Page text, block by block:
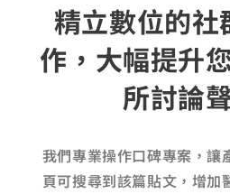
精立數位的社
作，大幅提升
所討論
我們專業操作口碑專案，讓
頁可搜尋到該篇貼文，增加